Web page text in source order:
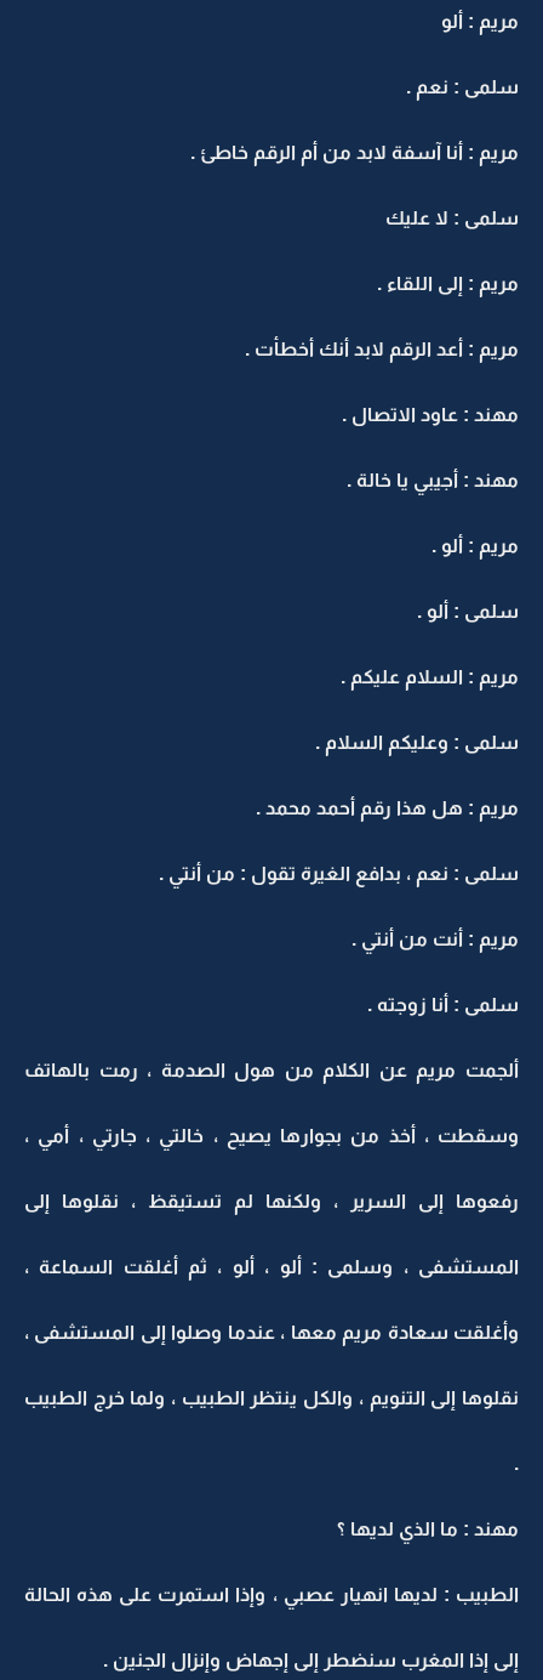
مريم : ألو
سلمى : نعم .
مريم : أنا آسفة لابد من أم الرقم خاطئ .
سلمى : لا عليك
مريم : إلى اللقاء .
مريم : أعد الرقم لابد أنك أخطأت .
مهند : عاود الاتصال .
مهند : أجيبي يا خالة .
مريم : ألو .
سلمى : ألو .
مريم : السلام عليكم .
سلمى : وعليكم السلام .
مريم : هل هذا رقم أحمد محمد .
سلمى : نعم ، بدافع الغيرة تقول : من أنتي .
مريم : أنت من أنتي .
سلمى : أنا زوجته .
ألجمت مريم عن الكلام من هول الصدمة ، رمت بالهاتف
وسقطت ، أخذ من بجوارها يصيح ، خالتي ، جارتي ، أمي ،
رفعوها إلى السرير ، ولكنها لم تستيقظ ، نقلوها إلى
المستشفى ، وسلمى : ألو ، ألو ، ثم أغلقت السماعة ،
وأغلقت سعادة مريم معها ، عندما وصلوا إلى المستشفى ،
نقلوها إلى التنويم ، والكل ينتظر الطبيب ، ولما خرج الطبيب
.
مهند : ما الذي لديها ؟
الطبيب : لديها انهيار عصبي ، وإذا استمرت على هذه الحالة
إلى إذا المغرب سنضطر إلى إجهاض وإنزال الجنين .